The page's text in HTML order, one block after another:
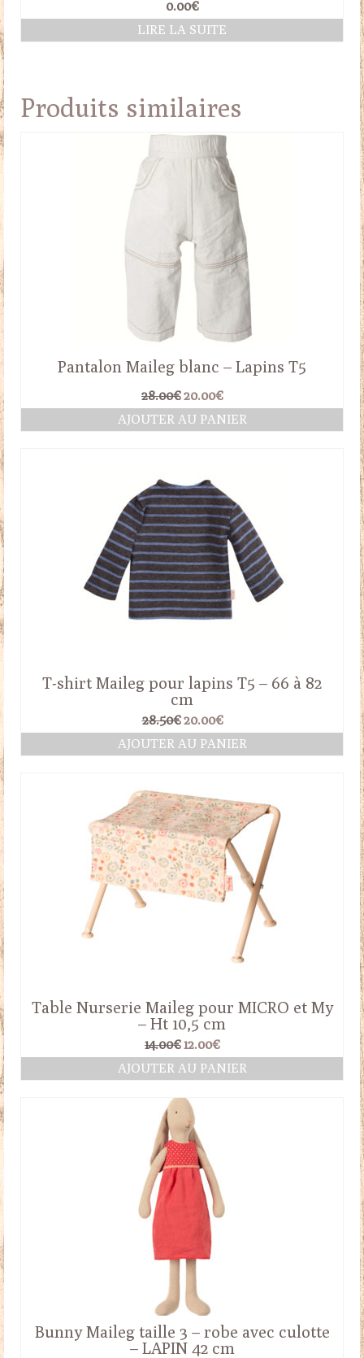
0.00€
LIRE LA SUITE
Produits similaires
Pantalon Maileg blanc – Lapins T5
28.00€ Le
prix
initial
20.00€Le
prix
actuel
AJOUTER AU PANIER
T-shirt Maileg pour lapins T5 – 66 à 82
cm
28.50€ Le
prix
initial
20.00€Le
prix
actuel
AJOUTER AU PANIER
Table Nurserie Maileg pour MICRO et My
– Ht 10,5 cm
14.00€ Le
prix
initial
14.00€.
12.00€Le
prix
actuel
AJOUTER AU PANIER
Bunny Maileg taille 3 – robe avec culotte
– LAPIN 42 cm